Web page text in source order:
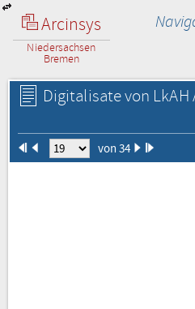
Arcinsys
Niedersachsen
Bremen
Digitalisate von LkAH
von 34